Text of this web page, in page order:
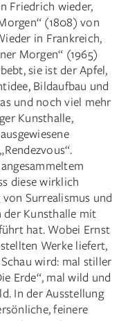
Friedrich wieder,
(1808) von
in Frankreich,
Morgen“ (1965)
sie ist der Apfel,
Bildaufbau und
und noch viel mehr
Kunsthalle,
diese wirklich
Surrealismus und
Kunsthalle mit
hat. Wobei Ernst
Werke liefert,
wird: mal stiller
Erde“, mal wild und
In der Ausstellung
feinere